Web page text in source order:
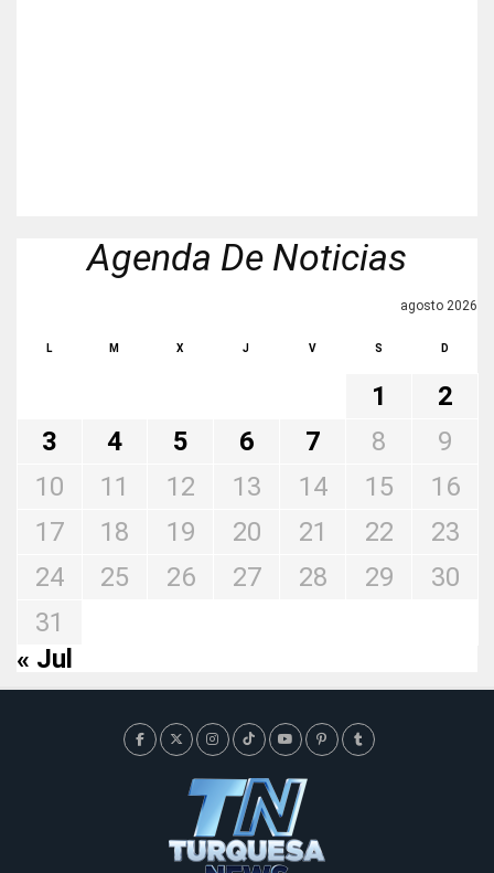
Agenda De Noticias
agosto 2026
L M X J V S D
1
2
3
4 5 6 7 8
9
10
11 12 13 14 15
16
17
18 19 20 21 22
23
24
25 26 27 28 29
30
31
« Jul